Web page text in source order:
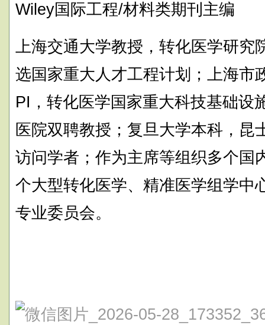
Wiley国际工程/材料类期刊主编
上海交通大学教授，转化医学研究
选国家重大人才工程计划；上海市
PI，转化医学国家重大科技基础设
医院双聘教授；复旦大学本科，昆
访问学者；作为主席等组织多个国
个大型转化医学、精准医学组学中
专业委员会。